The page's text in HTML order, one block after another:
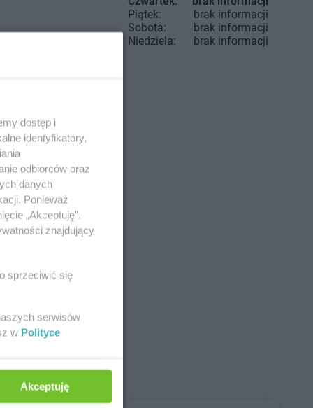
Piątek:
brak informacji
Sobota:
brak informacji
Niedziela:
brak informacji
Kłodzka
Dziedzice
Leszczyny
dostęp i
identyfikatory,
odbiorców oraz
danych
Ponieważ
„Akceptuję”.
znajdujący
sprzeciwić się
serwisów
w Polityce
Akceptuję